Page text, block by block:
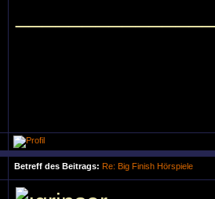
Betreff des Beitrags: Re: Big Finish Hörspiele